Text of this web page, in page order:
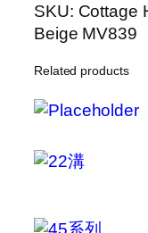
SKU: Cottage
Beige MV839
Related products